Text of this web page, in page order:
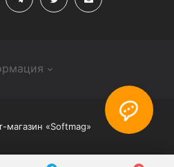
магазин «Softmag»